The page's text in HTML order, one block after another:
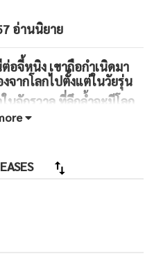
อ่านนิยาย
อจี้หนิง เขาถือกำเนิดมา
จากโลกไปตั้งแต่ในวัยรุ่น
นจักรวาล ที่ลึกล้ำจะมีโลก
กับเหตุการณ์ที่ไม่คาดคิด…